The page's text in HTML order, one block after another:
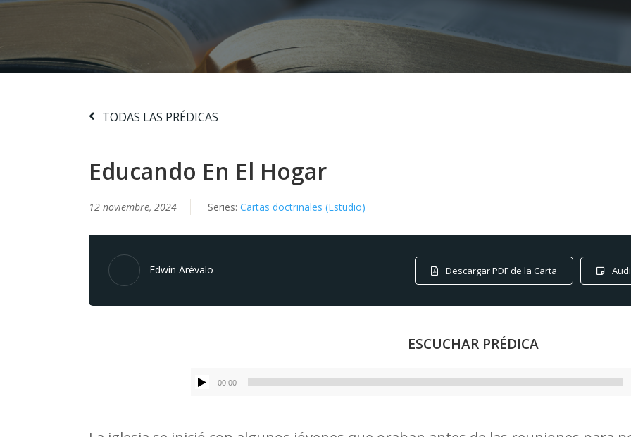
TODAS LAS PRÉDICAS
Educando En El Hogar
12 noviembre, 2024 Series: Cartas doctrinales (Estudio)
Edwin Arévalo Descargar PDF de la Carta
ESCUCHAR PRÉDICA
Reproductor
00:00